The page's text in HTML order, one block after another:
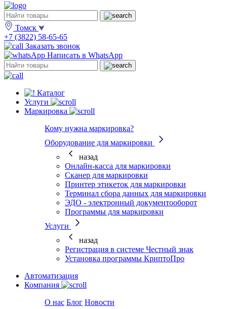
Томск
+7 (3822) 58-65-65
Заказать звонок
Написать в WhatsApp
Каталог
Услуги
Маркировка
Кому нужна маркировка?
Оборудование для маркировки
назад
Онлайн-касса для маркировки
Сканер для маркировки
Принтер этикеток для маркировки
Терминал сбора данных для маркировки
ЭДО - электронный документооборот
Программы для маркировки
Услуги
назад
Регистрация в системе Честный знак
Установка программы КриптоПро
Автоматизация
Компания
О нас Блог Новости